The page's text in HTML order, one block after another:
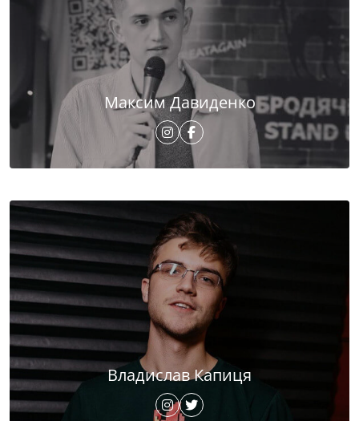
Максим Давиденко
Владислав Капиця